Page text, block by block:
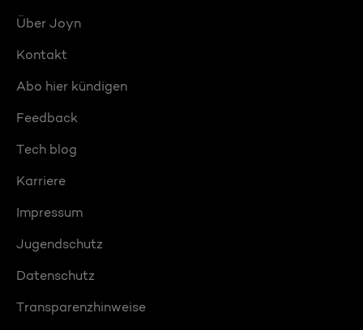
Über Joyn
Kontakt
Abo hier kündigen
Feedback
Tech blog
Karriere
Impressum
Jugendschutz
Datenschutz
Transparenzhinweise